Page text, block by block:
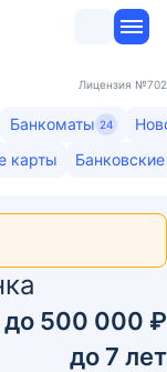
Лицензия №702
Банкоматы 24
карты
до 500 000 ₽
до 7 лет